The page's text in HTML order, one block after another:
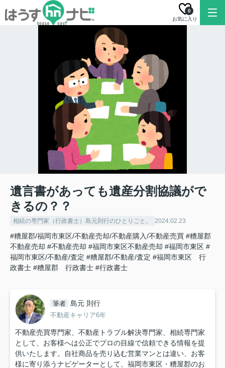
お気に入り
0
遺言書があっても遺産分割協議がで
きるの？？
相続の専門家（行政書士）島元則行のひとりごと。 2024.02.23
#糟屋郡/福岡市東区/不動産売却/不動産購入/不動産売買 #糟屋郡
不動産売却 #不動産売却 #福岡市東区不動産売却 #福岡市東区 #
福岡市東区/不動産/査定 #糟屋郡/不動産/査定 #福岡市東区 行
政書士 #糟屋郡 行政書士 #行政書士
筆者 島元 則行
不動産キャリア6年
不動産売買専門家、不動産トラブル解決専門家、相続専門家
として、お客様へは公正でプロの目線で信頼できる情報を提
供いたします。自社商品を売り込む営業マンとは違い、お客
様に寄り添うナビゲーターとして、福岡市東区・糟屋郡のお